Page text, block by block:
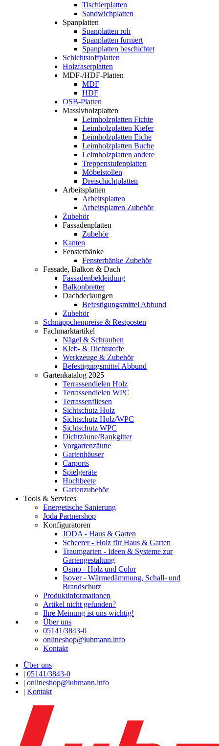
Tischlerplatten
Sandwichplatten
Spanplatten
Spanplatten roh
Spanplatten furniert
Spanplatten beschichtet
Schichtstoffplatten
Holzfaserplatten
MDF-/HDF-Platten
MDF
HDF
OSB-Platten
Massivholzplatten
Leimholzplatten Fichte
Leimholzplatten Kiefer
Leimholzplatten Eiche
Leimholzplatten Buche
Leimholzplatten andere
Treppenstufenplatten
Möbelstollen
Dreischichtplatten
Arbeitsplatten
Arbeitsplatten
Arbeitsplatten Zubehör
Zubehör
Fassadenplatten
Zubehör
Kanten
Fensterbänke
Fensterbänke Zubehör
Fassade, Balkon & Dach
Fassadenbekleidung
Balkonbretter
Dachdeckungen
Befestigungsmittel Abbund
Zubehör
Schnäppchenpreise & Restposten
Fachmarktartikel
Nägel & Schrauben
Kleb- & Dichtstoffe
Werkzeuge & Zubehör
Befestigungsmittel Abbund
Gartenkatalog 2025
Terrassendielen Holz
Terrassendielen WPC
Terrassenfliesen
Sichtschutz Holz
Sichtschutz Holz/WPC
Sichtschutz WPC
Dichtzäune/Rankgitter
Vorgartenzäune
Gartenhäuser
Carports
Spielgeräte
Hochbeete
Gartenzubehör
Tools & Services
Energetische Sanierung
Joda Partnershop
Konfiguratoren
JODA - Haus & Garten
Scheerer - Holz für Haus & Garten
Traumgarten - Ideen & Systeme zur
Gartengestaltung
Osmo - Holz und Color
Isover - Wärmedämmung, Schall- und
Brandschutz
Produktinformationen
Artikel nicht gefunden?
Ihre Meinung ist uns wichtig!
Über uns
05141/3843-0
onlineshop@luhmann.info
Kontakt
Über uns
| 05141/3843-0
| onlineshop@luhmann.info
| Kontakt